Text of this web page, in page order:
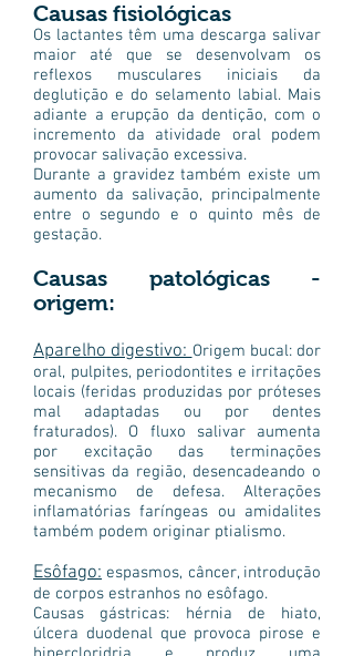
Causas fisiológicas
Os lactantes têm uma descarga salivar
maior até que se desenvolvam os
reflexos musculares iniciais da
deglutição e do selamento labial. Mais
adiante a erupção da dentição, com o
incremento da atividade oral podem
provocar salivação excessiva.
Durante a gravidez também existe um
aumento da salivação, principalmente
entre o segundo e o quinto mês de
gestação.
Causas patológicas -
origem:
Aparelho digestivo:Origem bucal: dor
oral, pulpites, periodontites e irritações
locais (feridas produzidas por próteses
mal adaptadas ou por dentes
fraturados). O fluxo salivar aumenta
por excitação das terminações
sensitivas da região, desencadeando o
mecanismo de defesa. Alterações
inflamatórias faríngeas ou amidalites
também podem originar ptialismo.
Esôfago: espasmos, câncer, introdução
de corpos estranhos no esôfago.
Causas gástricas: hérnia de hiato,
úlcera duodenal que provoca pirose e